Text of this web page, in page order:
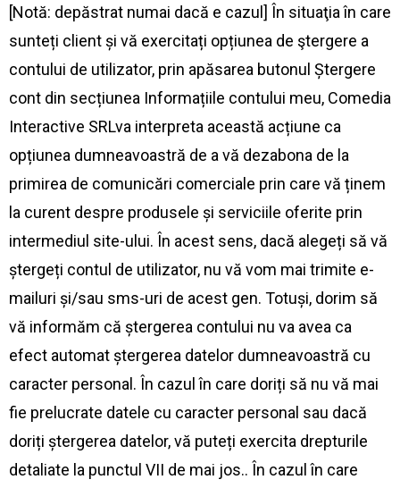
[Notă: depăstrat numai dacă e cazul] În situaţia în care
sunteți client și vă exercitați opțiunea de ştergere a
contului de utilizator, prin apăsarea butonul Ștergere
cont din secțiunea Informațiile contului meu, Comedia
Interactive SRLva interpreta această acțiune ca
opțiunea dumneavoastră de a vă dezabona de la
primirea de comunicări comerciale prin care vă ținem
la curent despre produsele și serviciile oferite prin
intermediul site-ului. În acest sens, dacă alegeți să vă
ștergeți contul de utilizator, nu vă vom mai trimite e-
mailuri și/sau sms-uri de acest gen. Totuși, dorim să
vă informăm că ștergerea contului nu va avea ca
efect automat ștergerea datelor dumneavoastră cu
caracter personal. În cazul în care doriți să nu vă mai
fie prelucrate datele cu caracter personal sau dacă
doriți ștergerea datelor, vă puteți exercita drepturile
detaliate la punctul VII de mai jos.. În cazul în care